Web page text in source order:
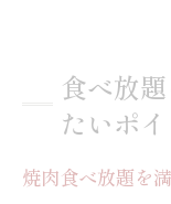
食べ放
たいポイ
焼肉食べ放題を